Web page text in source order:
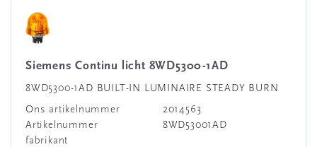
Siemens Continu licht 8WD5300-1AD
8WD5300-1AD BUILT-IN LUMINAIRE STEADY BURN
Ons artikelnummer
2014563
Artikelnummer
fabrikant
8WD53001AD